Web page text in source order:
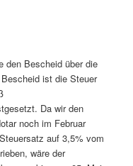
den Bescheid über die
ist die Steuer
Da wir den
noch im Februar
auf 3,5% vom
wäre der